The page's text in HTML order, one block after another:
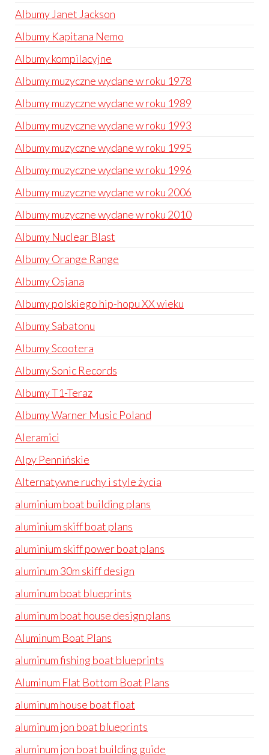
Albumy Janet Jackson
Albumy Kapitana Nemo
Albumy kompilacyjne
Albumy muzyczne wydane w roku 1978
Albumy muzyczne wydane w roku 1989
Albumy muzyczne wydane w roku 1993
Albumy muzyczne wydane w roku 1995
Albumy muzyczne wydane w roku 1996
Albumy muzyczne wydane w roku 2006
Albumy muzyczne wydane w roku 2010
Albumy Nuclear Blast
Albumy Orange Range
Albumy Osjana
Albumy polskiego hip-hopu XX wieku
Albumy Sabatonu
Albumy Scootera
Albumy Sonic Records
Albumy T1-Teraz
Albumy Warner Music Poland
Aleramici
Alpy Pennińskie
Alternatywne ruchy i style życia
aluminium boat building plans
aluminium skiff boat plans
aluminium skiff power boat plans
aluminum 30m skiff design
aluminum boat blueprints
aluminum boat house design plans
Aluminum Boat Plans
aluminum fishing boat blueprints
Aluminum Flat Bottom Boat Plans
aluminum house boat float
aluminum jon boat blueprints
aluminum jon boat building guide